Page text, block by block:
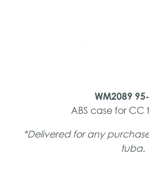
WM2089
ABS case for CC
*Delivered for any
tuba.